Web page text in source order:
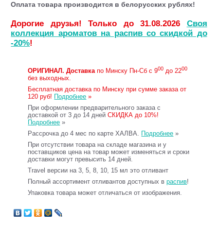
Оплата товара производится в белорусских рублях!
Дорогие друзья! Только до 31.08.2026 Своя
коллекция ароматов на распив со скидкой до
-20%!
ОРИГИНАЛ. Доставкапо Минску Пн-Сб с 900 до 2200
без выходных.
Бесплатная доставка по Минску при сумме заказа от
120 руб! Подробнее »
При оформлении предварительного заказа с
доставкой от 3 до 14 днейСКИДКА до 10%!
Подробнее »
Рассрочка до 4 мес по карте ХАЛВА. Подробнее »
При отсутствии товара на складе магазина и у
поставщиков цена на товар может изменяться и сроки
доставки могут превысить 14 дней.
Travel версии на 3, 5, 8, 10, 15 мл это отливант
Полный ассортимент отливантов доступных враспив!
Упаковка товара может отличаться от изображения.